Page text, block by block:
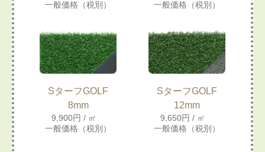
一般価格（税別）
一般価格（税別）
SターフGOLF
8mm
9,900円 / ㎡
一般価格（税別）
SターフGOLF
12mm
9,650円 / ㎡
一般価格（税別）